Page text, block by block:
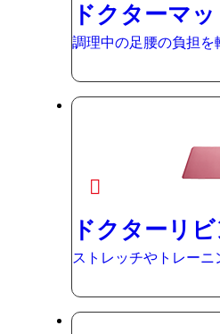
ドクターマッ
調理中の足腰の負担を
ドクターリ
ストレッチやトレーニ